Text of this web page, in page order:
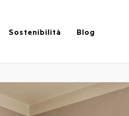
Sostenibilità Blog